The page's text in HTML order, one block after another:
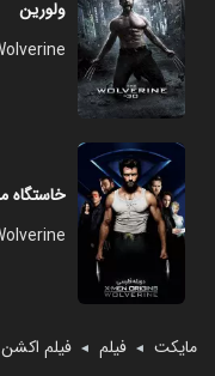
مایکت ◄ فیلم ◄ فیلم اکشن
ولورین
خاستگاه